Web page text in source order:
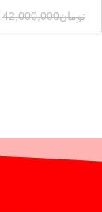
تومان42,000,000